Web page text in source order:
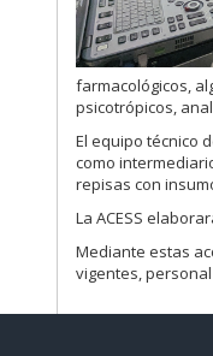
farmacológicos,
psicotrópicos,
El equipo técnico
como
repisas con
La ACESS
Mediante estas
vigentes,